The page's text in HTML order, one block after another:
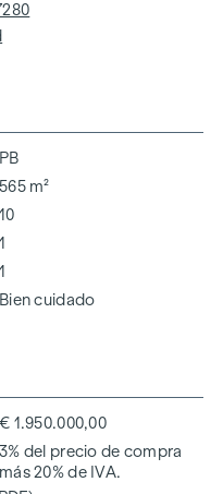
PB
565 m²
10
1
1
Bien cuidado
€ 1.950.000,00
3% del precio de compra
más 20% de IVA.